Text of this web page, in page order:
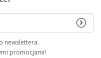
newslettera.
promocjami!